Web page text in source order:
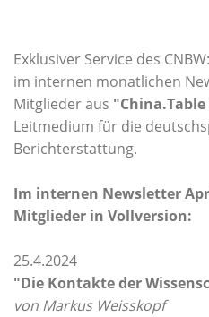
Exklusiver Service des
im internen monatlichen
Mitglieder aus
Leitmedium für die
Berichterstattung.
Im internen Newsletter
Mitglieder in Vollversion:
25.4.2024
"Die Kontakte der
von Markus Weisskopf